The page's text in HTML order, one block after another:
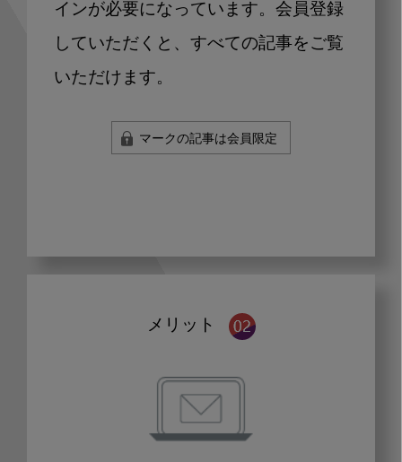
インが必要になっています。会員登録
していただくと、すべての記事をご覧
いただけます。
マークの記事は会員限定
メリット